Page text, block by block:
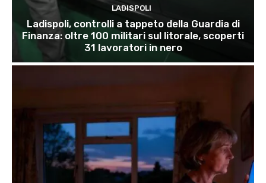
LADISPOLI
Ladispoli, controlli a tappeto della Guardia di
Finanza: oltre 100 militari sul litorale, scoperti
31 lavoratori in nero